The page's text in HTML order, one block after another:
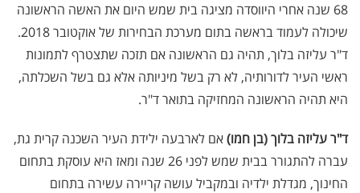
68 שנה אחרי היווסדה מציגה בית שמש היום את האשה הראשונה
שיכולה לעמוד בראשה בתום מערכת הבחירות של אוקטובר 2018.
ד"ר עליזה בלוך, תהיה גם הראשונה אם תזכה שתצטרף לתמונות
ראשי העיר לדורותיה, לא רק בשל מיניותה אלא גם בשל השכלתה,
היא תהיה הראשונה המחזיקה בתואר ד"ר.
ד"ר עליזה בלוך (בן חמו)אם לארבעה ילידת העיר השכנה קרית גת,
עברה להתגורר בבית שמש לפני 26 שנה ומאז היא עוסקת בתחום
החינוך, מגדלת ילדיה ובמקביל עושה קריירה עשירה בתחום